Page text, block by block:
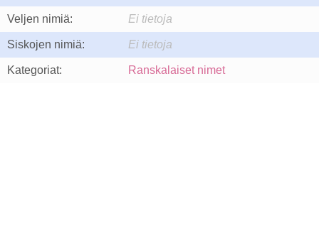
Veljen nimiä: Ei tietoja
Siskojen nimiä: Ei tietoja
Kategoriat: Ranskalaiset nimet